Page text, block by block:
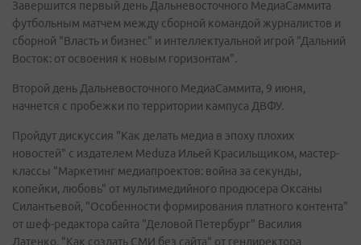
Завершится первый день Дальневосточного МедиаСаммита
футбольным матчем между сборной командой журналистов и
сборной "Власть и бизнес" и интеллектуальной игрой "Дальний
Восток: от освоения к новым горизонтам".
Второй день Дальневосточного МедиаСаммита, 9 июня,
начнется с пробежки по территории кампуса ДВФУ.
Пройдут дискуссия "Как делать медиа в эпоху плохих
новостей" с издателем Meduza Ильей Красильщиком, мастер-
классы "Маркетинг медиапроектов: война за секунды,
копейки, любовь" от мультимедийного продюсера Оксаны
Силантьевой, "Особенности формирования платного контента"
от шеф-редактора сайта "Деловой Петербург" Василия
Латенко, "Как создать СМИ без сайта" от гендиректора